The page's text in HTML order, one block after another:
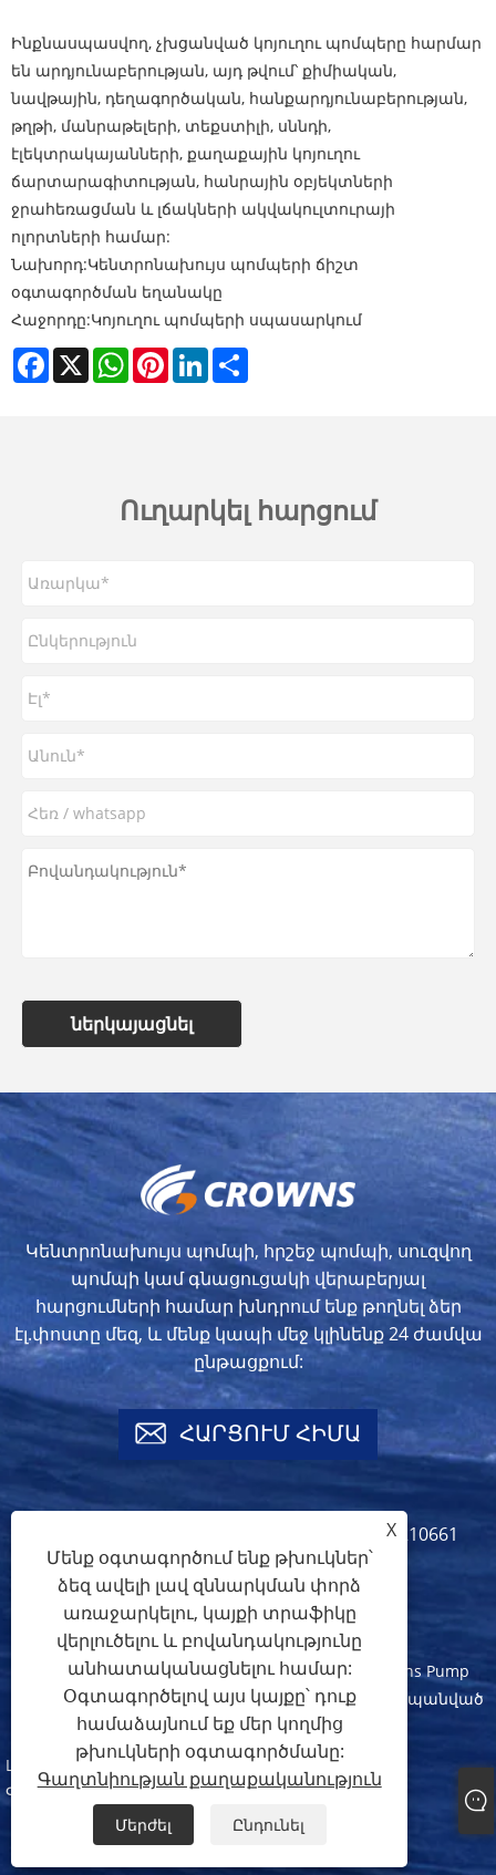
Ինքնասպասվող, չխցանված կոյուղու պոմպերը հարմար
են արդյունաբերության, այդ թվում՝ քիմիական,
նավթային, դեղագործական, հանքարդյունաբերության,
թղթի, մանրաթելերի, տեքստիլի, սննդի,
էլեկտրակայանների, քաղաքային կոյուղու
ճարտարագիտության, հանրային օբյեկտների
ջրահեռացման և լճակների ակվակուլտուրայի
ոլորտների համար:
Նախորդ:Կենտրոնախույս պոմպերի ճիշտ
օգտագործման եղանակը
Հաջորդը:Կոյուղու պոմպերի սպասարկում
Facebook
X WhatsAppPinterestLinkedIn
Ուղարկել հարցում
ներկայացնել
Կենտրոնախույս պոմպի, հրշեջ պոմպի, սուզվող
պոմպի կամ գնացուցակի վերաբերյալ
հարցումների համար խնդրում ենք թողնել ձեր
էլ.փոստը մեզ, և մենք կապի մեջ կլինենք 24 ժամվա
ընթացքում:
ՀԱՐՑՈՒՄ ՀԻՄԱ
+86-18217210661
+86-18217210661
Հեղինակային իրավունք © 2024 Shanghai Crowns Pump
Manufacture Co., Ltd. Բոլոր իրավունքները պաշտպանված
են:
Links
Sitemap RSS XML
Գաղտնիության քաղաքականություն
X
Մենք օգտագործում ենք թխուկներ՝
ձեզ ավելի լավ զննարկման փորձ
առաջարկելու, կայքի տրաֆիկը
վերլուծելու և բովանդակությունը
անհատականացնելու համար:
Օգտագործելով այս կայքը՝ դուք
համաձայնում եք մեր կողմից
թխուկների օգտագործմանը:
Գաղտնիության քաղաքականություն
Մերժել Ընդունել